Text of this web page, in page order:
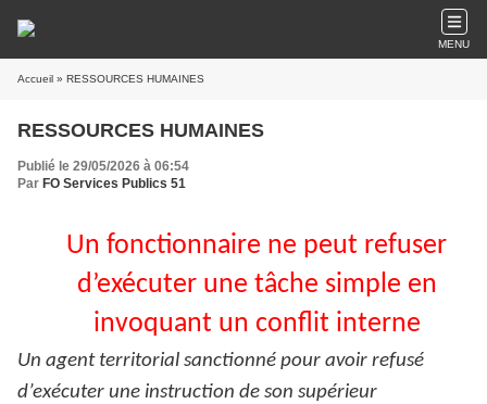
MENU
Accueil » RESSOURCES HUMAINES
RESSOURCES HUMAINES
Publié le 29/05/2026 à 06:54
Par FO Services Publics 51
Un fonctionnaire ne peut refuser
d’exécuter une tâche simple en
invoquant un conflit interne
Un agent territorial sanctionné pour avoir refusé
d’exécuter une instruction de son supérieur